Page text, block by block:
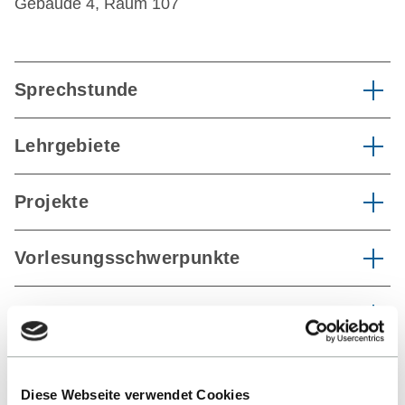
Diese Webseite verwendet Cookies
Gebäude 4, Raum 107
Sprechstunde
Lehrgebiete
Projekte
Vorlesungsschwerpunkte